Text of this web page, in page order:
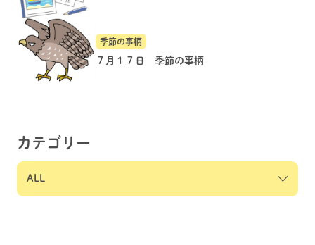
季節の事柄
７月１７日 季節の事柄
カテゴリー